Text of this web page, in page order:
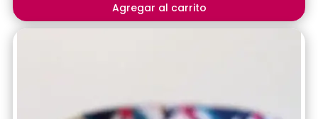
Agregar al carrito